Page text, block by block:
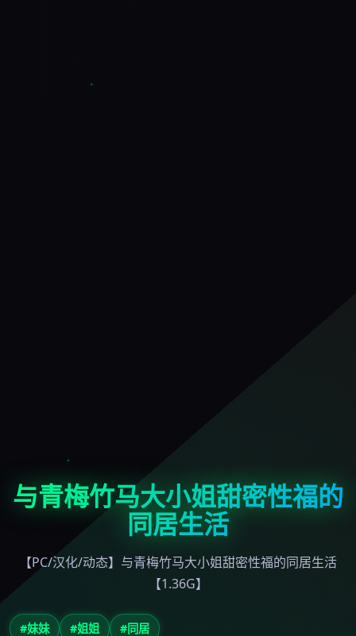
与青梅竹马大小姐甜密性福的
同居生活
【PC/汉化/动态】与青梅竹马大小姐甜密性福的同居生活
【1.36G】
#妹妹 #姐姐 #同居